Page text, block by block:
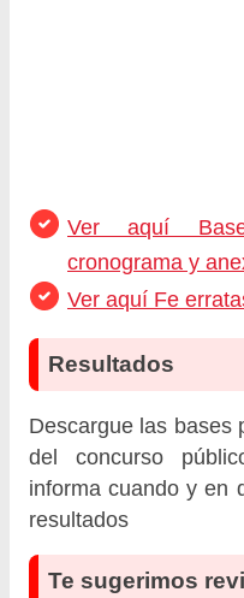
Ver aquí
cronograma y
Ver aquí Fe
Resultados
Descargue las bases
del concurso
informa cuando y en
resultados
Te sugerimos